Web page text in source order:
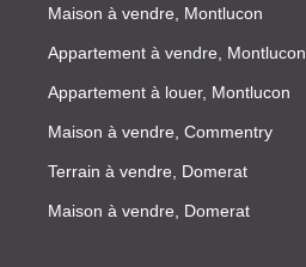
Maison à vendre, Montlucon
Appartement à vendre, Montlucon
Appartement à louer, Montlucon
Maison à vendre, Commentry
Terrain à vendre, Domerat
Maison à vendre, Domerat